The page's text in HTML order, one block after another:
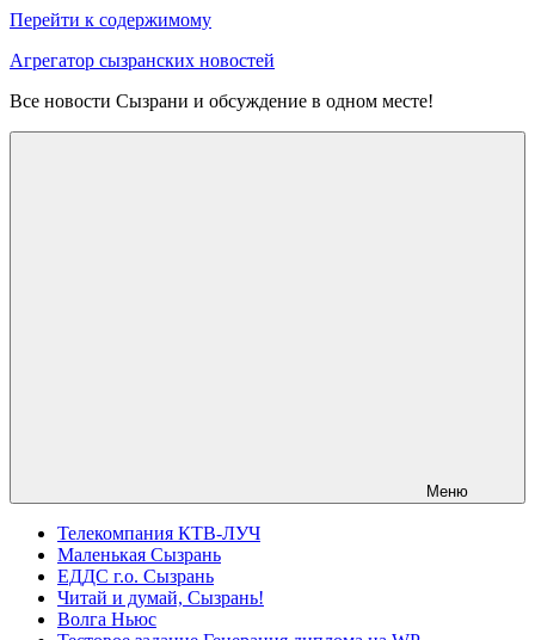
Перейти к содержимому
Агрегатор сызранских новостей
Все новости Сызрани и обсуждение в одном месте!
Меню
Телекомпания КТВ-ЛУЧ
Маленькая Сызрань
ЕДДС г.о. Сызрань
Читай и думай, Сызрань!
Волга Ньюс